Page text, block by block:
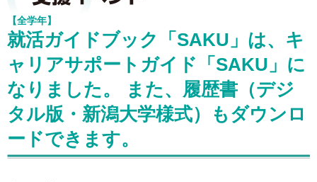
【全学年】
就活ガイドブック「SAKU」は、キ
ャリアサポートガイド「SAKU」に
なりました。 また、履歴書（デジ
タル版・新潟大学様式）もダウンロ
ードできます。